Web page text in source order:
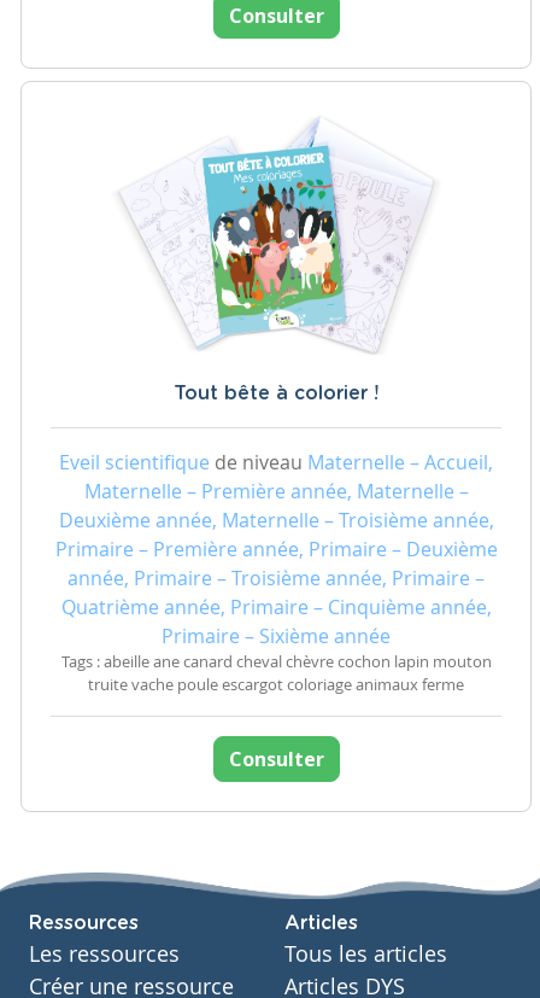
Consulter
Tout bête à colorier !
Eveil scientifique de niveau Maternelle – Accueil,
Maternelle – Première année, Maternelle –
Deuxième année, Maternelle – Troisième année,
Primaire – Première année, Primaire – Deuxième
année, Primaire – Troisième année, Primaire –
Quatrième année, Primaire – Cinquième année,
Primaire – Sixième année
Tags : abeille ane canard cheval chèvre cochon lapin mouton
truite vache poule escargot coloriage animaux ferme
Consulter
Ressources
Les ressources
Créer une ressource
Articles
Tous les articles
Articles DYS